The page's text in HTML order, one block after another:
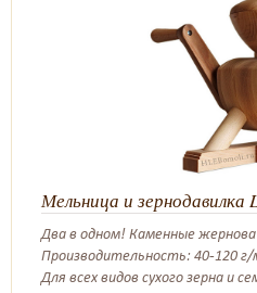
Мельница и зернодавилка
Два в одном! Каменные
Производительность: 40-120 г/
Для всех видов сухого зерна и